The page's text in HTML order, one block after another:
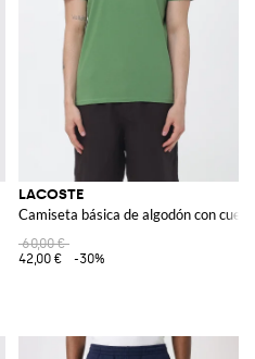
LACOSTE
Camiseta básica de algodón con
60,00 €
42,00 €
-30%